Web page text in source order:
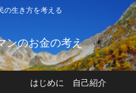
の生き方を考える
ンのお金の考え
はじめに 自己紹介